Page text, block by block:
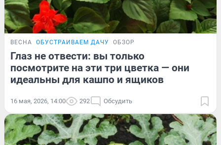
ВЕСНА ОБУСТРАИВАЕМ ДАЧУ ОБЗОР
Глаз не отвести: вы только
посмотрите на эти три цветка — они
идеальны для кашпо и ящиков
16 мая, 2026, 14:00 292 Обсудить